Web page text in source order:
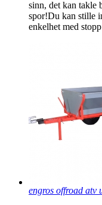
sinn, det kan takle
spor!Du kan stille
enkelhet med
engros offroad atv